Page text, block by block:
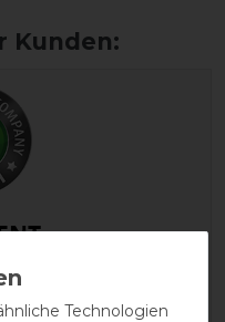
Stable
Technologien